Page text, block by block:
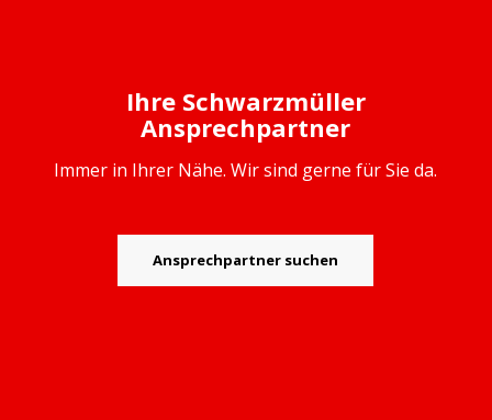
Ihre Schwarzmüller
Ansprechpartner
Immer in Ihrer Nähe. Wir sind gerne für Sie da.
Ansprechpartner suchen